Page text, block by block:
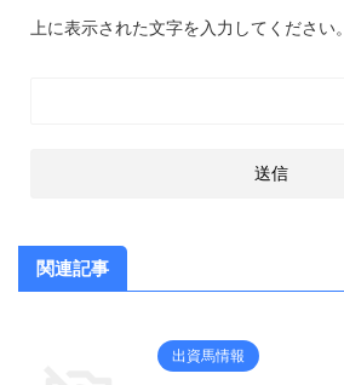
上に表示された文字を入力してください。
関連記事
出資馬情報